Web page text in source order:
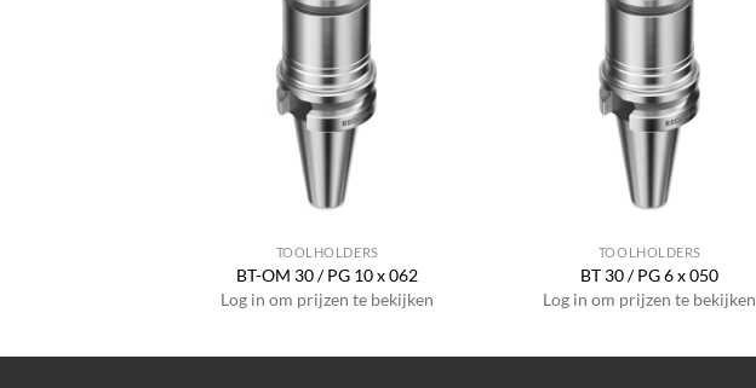
TOOLHOLDERS
BT-OM 30 / PG 10 x 062
Log in om prijzen te bekijken
TOOLHOLDERS
BT 30 / PG 6 x 050
Log in om prijzen te bekijken